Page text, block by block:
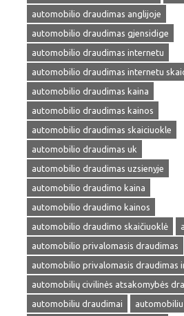
automobilio draudimas anglijoje
automobilio draudimas gjensidige
automobilio draudimas internetu
automobilio draudimas internetu
automobilio draudimas kaina
automobilio draudimas kainos
automobilio draudimas skaiciuokle
automobilio draudimas uk
automobilio draudimas uzsienyje
automobilio draudimo kaina
automobilio draudimo kainos
automobilio draudimo skaičiuoklė
automobilio privalomasis draudimas
automobilio privalomasis draudimas
automobilių civilinės atsakomybės
automobiliu draudimai